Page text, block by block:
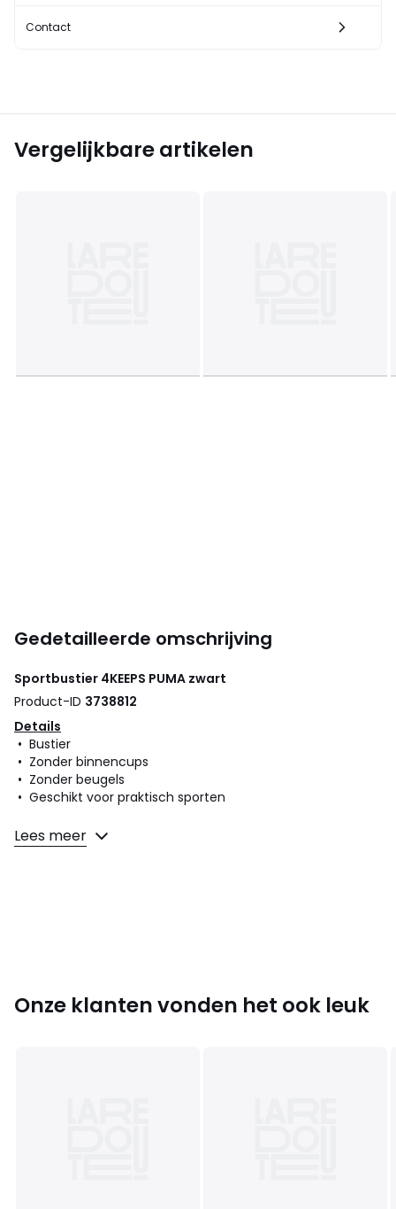
Contact
Vergelijkbare artikelen
Gedetailleerde omschrijving
Sportbustier 4KEEPS PUMA zwart
Product-ID 3738812
Details
• Bustier
• Zonder binnencups
• Zonder beugels
• Geschikt voor praktisch sporten
Samenstelling en onderhoud
• 85% polyester, 15% elasthan
Lees meer
Onze klanten vonden het ook leuk